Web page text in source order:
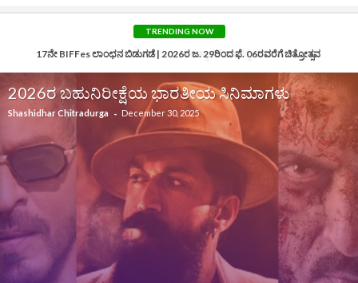
TRENDING NOW
Tollywood 2025 | ಆತ್ಮಾವಲೋಕನಕ್ಕೆ ವೇದಿಕೆ
2026ರ ಬಹುನಿರೀಕ್ಷೆಯ ಭಾರತೀಯ ಸಿನಿಮಾಗಳು
Shashidhar Chitradurga - December 30, 2025